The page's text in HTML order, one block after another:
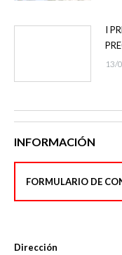
I
13/
INFORMACIÓN
FORMULARIO DE
Dirección